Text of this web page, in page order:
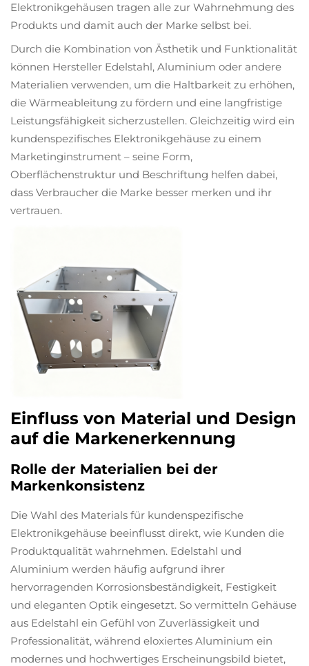
Elektronikgehäusen tragen alle zur Wahrnehmung des
Produkts und damit auch der Marke selbst bei.
Durch die Kombination von Ästhetik und Funktionalität
können Hersteller Edelstahl, Aluminium oder andere
Materialien verwenden, um die Haltbarkeit zu erhöhen,
die Wärmeableitung zu fördern und eine langfristige
Leistungsfähigkeit sicherzustellen. Gleichzeitig wird ein
kundenspezifisches Elektronikgehäuse zu einem
Marketinginstrument – seine Form,
Oberflächenstruktur und Beschriftung helfen dabei,
dass Verbraucher die Marke besser merken und ihr
vertrauen.
Einfluss von Material und Design
auf die Markenerkennung
Rolle der Materialien bei der
Markenkonsistenz
Die Wahl des Materials für kundenspezifische
Elektronikgehäuse beeinflusst direkt, wie Kunden die
Produktqualität wahrnehmen. Edelstahl und
Aluminium werden häufig aufgrund ihrer
hervorragenden Korrosionsbeständigkeit, Festigkeit
und eleganten Optik eingesetzt. So vermitteln Gehäuse
aus Edelstahl ein Gefühl von Zuverlässigkeit und
Professionalität, während eloxiertes Aluminium ein
modernes und hochwertiges Erscheinungsbild bietet,